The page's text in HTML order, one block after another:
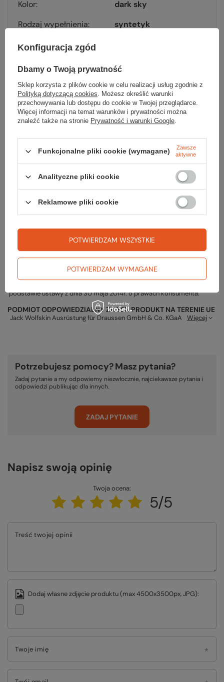
Kolor
dark sky
Rodzaj wypełnienia
syntetyk
Makksymalna szerokość
Sprawdź
czy masz wszystko
RĘKOJMIA 24 M-CE
podstawie ustawy z dnia 30 maja 2014r. o prawach konsumenta.
PODMIOT ODPOWIEDZIALNY ZA TEN PRODUKT NA TERENIE UE
Jack Wolfskin Ausrüstung für Draussen GmbH & Co. KGaA Więcej
Potrzebujesz pomocy? Masz pytania?
Zadaj pytanie a my odpowiemy niezwłocznie, najciekawsze pytania i
odpowiedzi publikując dla innych.
ZADAJ PYTANIE
Napisz swoją opinię
Twoja ocena:
5/5
Treść twojej opinii
Dodaj własne zdjęcie produktu (max 4500x3500px, JPG):
Twoje imię
Konfiguracja zgód
Dbamy o Twoją prywatność
Sklep korzysta z plików cookie w celu realizacji usług zgodnie z
Polityką dotyczącą cookies. Możesz określić warunki
przechowywania lub dostępu do cookie w Twojej przeglądarce.
Więcej informacji na temat warunków i prywatności można
znaleźć także na stronie Prywatność i warunki Google.
Funkcjonalne pliki cookie (wymagane)
Zawsze
aktywne
Analityczne pliki cookie
Reklamowe pliki cookie
POTWIERDZAM WYMAGANE
POTWIERDZAM WSZYSTKIE